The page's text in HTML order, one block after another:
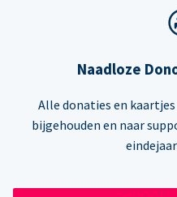
Naadloze
Alle donaties en
bijgehouden en naar